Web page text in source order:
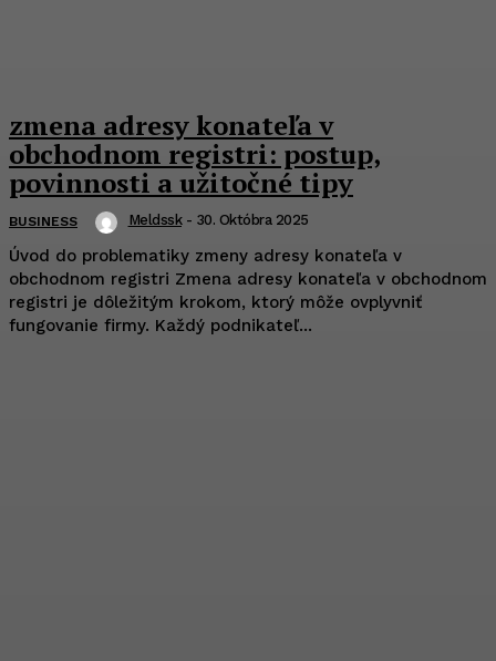
zmena adresy konateľa v
obchodnom registri: postup,
povinnosti a užitočné tipy
BUSINESS Meldssk - 30. Októbra 2025
Úvod do problematiky zmeny adresy konateľa v
obchodnom registri Zmena adresy konateľa v obchodnom
registri je dôležitým krokom, ktorý môže ovplyvniť
fungovanie firmy. Každý podnikateľ...